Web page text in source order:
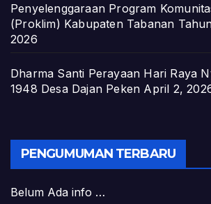
Penyelenggaraan Program
(Proklim) Kabupaten Tabanan
2026
Dharma Santi Perayaan Hari Raya
1948 Desa Dajan Peken April 2,
PENGUMUMAN TERBARU
Belum Ada info …